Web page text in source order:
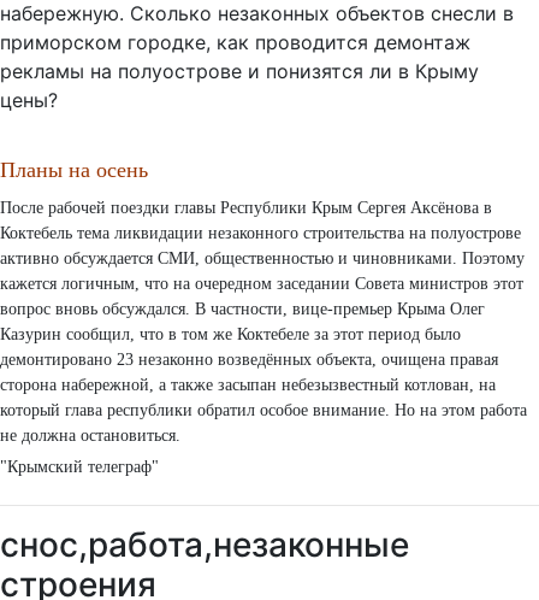
набережную. Сколько незаконных объектов снесли в
приморском городке, как проводится демонтаж
рекламы на полуострове и понизятся ли в Крыму
цены?
Планы на осень
После рабочей поездки главы Республики Крым Сергея Аксёнова в
Коктебель тема ликвидации незаконного строительства на полуострове
активно обсуждается СМИ, общественностью и чиновниками. Поэтому
кажется логичным, что на очередном заседании Совета министров этот
вопрос вновь обсуждался. В частности, вице-премьер Крыма Олег
Казурин сообщил, что в том же Коктебеле за этот период было
демонтировано 23 незаконно возведённых объекта, очищена правая
сторона набережной, а также засыпан небезызвестный котлован, на
который глава республики обратил особое внимание. Но на этом работа
не должна остановиться.
"Крымский телеграф"
снос,работа,незаконные
строения